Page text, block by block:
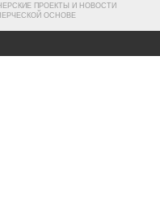
ПРОЕКТЫ И НОВОСТИ
ОСНОВЕ